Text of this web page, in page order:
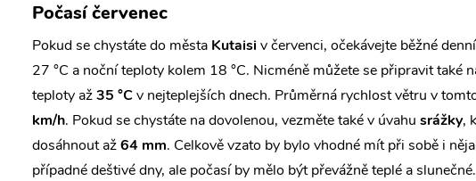
Počasí červenec
Pokud se chystáte do města Kutaisiv červenci, očekávejte běžné
27 °C a noční teploty kolem 18 °C. Nicméně můžete se připravit také
teploty až35 °Cv nejteplejších dnech. Průměrná rychlost větru v
km/h. Pokud se chystáte na dovolenou, vezměte také v úvahu srážky,
dosáhnout až64 mm. Celkově vzato by bylo vhodné mít při sobě i
případné deštivé dny, ale počasí by mělo být převážně teplé a slunečné.